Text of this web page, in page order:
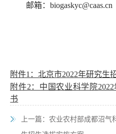
邮箱：biogaskyc@caas.cn
附件1：北京市2022年研究生
附件2：中国农业科学院
书
上一篇：农业农村部成都沼气